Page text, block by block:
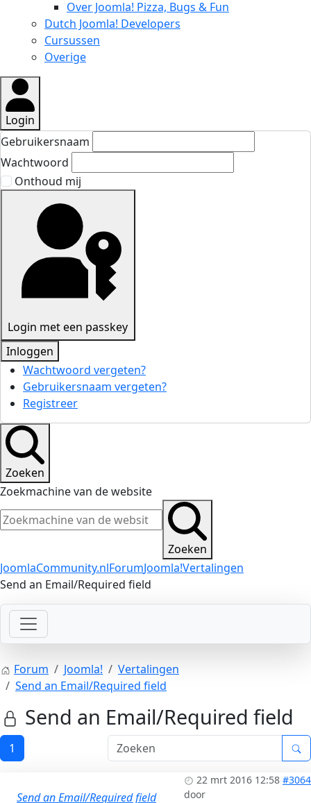
Over Joomla! Pizza, Bugs & Fun
Dutch Joomla! Developers
Cursussen
Overige
Login
Gebruikersnaam
Wachtwoord
Onthoud mij
Login met een passkey
Inloggen
Wachtwoord vergeten?
Gebruikersnaam vergeten?
Registreer
Zoeken
Zoekmachine van de website
Zoeken
JoomlaCommunity.nlForumJoomla!Vertalingen
Send an Email/Required field
Forum Joomla!
Vertalingen
Send an Email/Required field
Send an Email/Required field
1
22 mrt 2016 12:58 #3064
door
Send an Email/Required field